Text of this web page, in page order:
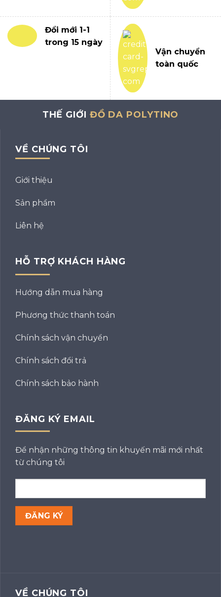
Đổi mới 1-1
trong 15 ngày
Vận chuyển
toàn quốc
THẾ GIỚI ĐỒ DA POLYTINO
VỀ CHÚNG TÔI
Giới thiệu
Sản phẩm
Liên hệ
HỖ TRỢ KHÁCH HÀNG
Hướng dẫn mua hàng
Phương thức thanh toán
Chính sách vận chuyển
Chính sách đổi trả
Chính sách bảo hành
ĐĂNG KÝ EMAIL
Để nhận những thông tin khuyến mãi mới nhất
từ chúng tôi
VỀ CHÚNG TÔI